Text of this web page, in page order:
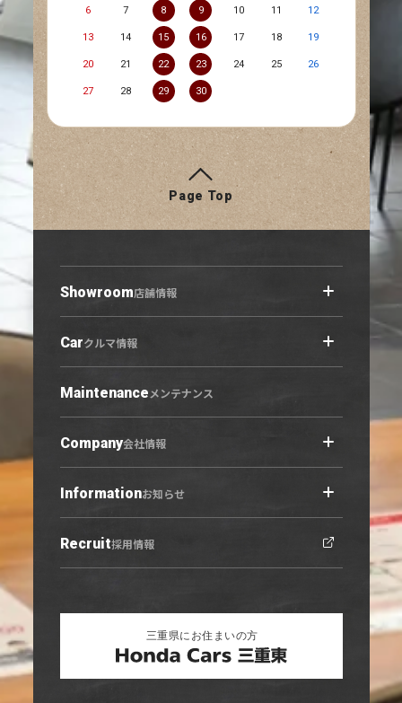
6 7 8 9 10 11 12
13 14 15 16 17 18 19
20 21 22 23 24 25 26
27 28 29 30
Page Top
Showroom店舗情報
店舗情報トップ
小牧原店
春日井六軒屋店
U-Select羽黒
営業日カレンダー
Carクルマ情報
クルマ情報トップ
展示車・試乗車
中古車
Maintenanceメンテナンス
Company会社情報
会社概要トップ
ご利用にあたって
プライバシーポリシー
Informationお知らせ
お知らせトップ
ニュース
Recruit採用情報